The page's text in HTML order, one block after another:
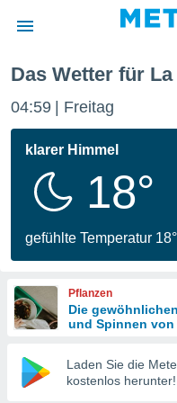
wurde
dass
sind.
diese
Das Wetter für
04:59 Freitag
klarer Himmel
18°
gefühlte Temperatur 18°
Pflanzen
Die
und Spinnen von
Laden Sie die
kostenlos herunter!